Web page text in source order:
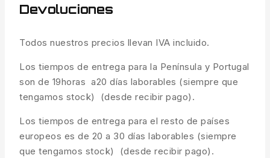
Devoluciones
Todos nuestros precios llevan IVA incluido.
Los tiempos de entrega para la Península y Portugal
son de 19horas a20 días laborables (siempre que
tengamos stock) (desde recibir pago).
Los tiempos de entrega para el resto de países
europeos es de 20 a 30 días laborables (siempre
que tengamos stock) (desde recibir pago).